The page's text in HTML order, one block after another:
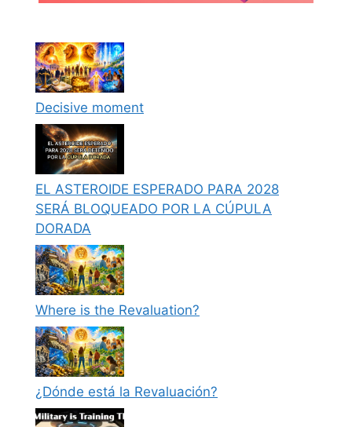
Decisive moment
EL ASTEROIDE ESPERADO PARA 2028
SERÁ BLOQUEADO POR LA CÚPULA
DORADA
Where is the Revaluation?
¿Dónde está la Revaluación?